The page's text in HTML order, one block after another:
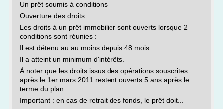
Un prêt soumis à conditions
Ouverture des droits
Les droits à un prêt immobilier sont ouverts lorsque 2
conditions sont réunies :
Il est détenu au au moins depuis 48 mois.
Il a atteint un minimum d'intérêts.
À noter que les droits issus des opérations souscrites
après le 1er mars 2011 restent ouverts 5 ans après le
terme du plan.
Important : en cas de retrait des fonds, le prêt doit...